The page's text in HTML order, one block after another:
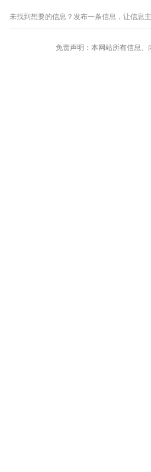
未找到想要的信息？发布一条信息，让信息
免责声明：本网站所有信息